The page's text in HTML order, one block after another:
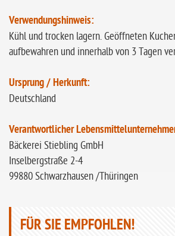
Verwendungshinweis:
Kühl und trocken lagern. Geöffneten
aufbewahren und innerhalb von 3 Tagen
Ursprung / Herkunft:
Deutschland
Verantwortlicher
Bäckerei Stiebling GmbH
Inselbergstraße 2-4
99880 Schwarzhausen /Thüringen
FÜR SIE EMPFOHLEN!